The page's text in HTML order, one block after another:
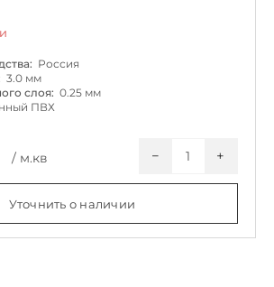
Россия
3.0 мм
слоя: 0.25 мм
ПВХ
/ м.кв +
−
Уточнить о наличии